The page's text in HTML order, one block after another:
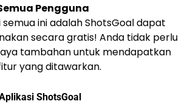
Pengguna
ini adalah ShotsGoal dapat
secara gratis! Anda tidak perlu
tambahan untuk mendapatkan
yang ditawarkan.
ShotsGoal